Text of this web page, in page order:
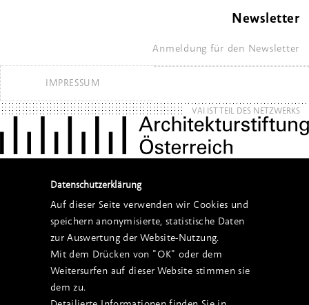
Newsletter
Anmeldung für den Newsletter
IMPRESSUM
VAI IST TEIL DES NETZWERKS
Datenschutzerklärung
Auf dieser Seite verwenden wir Cookies und
speichern anonymisierte, statistische Daten
zur Auswertung der Website-Nutzung.
Mit dem Drücken von "OK" oder dem
Weitersurfen auf dieser Website stimmen sie
dem zu.